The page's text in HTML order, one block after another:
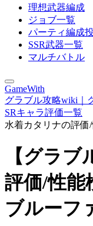
理想武器編成
ジョブ一覧
パーティ編成
SSR武器一覧
マルチバトル
GameWith
グラブル攻略wiki｜
SRキャラ評価一覧
水着カタリナの評価
【グラ
評価/性能
ブルーフ